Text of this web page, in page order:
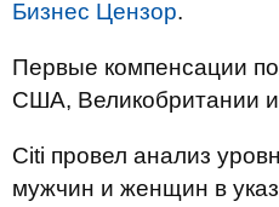
Бизнес Цензор.
Первые компенсации
США, Великобритании
Citi провел анализ
мужчин и женщин в